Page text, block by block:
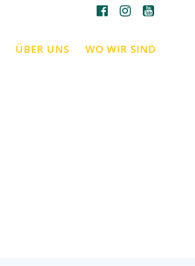
ÜBER UNS WO WIR SIND